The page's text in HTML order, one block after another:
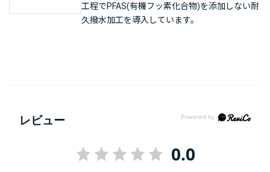
工程でPFAS(有機フッ素化合物)を添加しない耐
久撥水加工を導入しています。
レビュー
0.0